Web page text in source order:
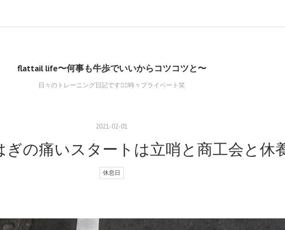
flattail life〜何事も牛歩でいいからコツコツと〜
日々のトレーニング日記です🚴‍♂️時々プライベート笑
2021-02-01
ぎの痛いスタートは立哨と商工会と休
休息日